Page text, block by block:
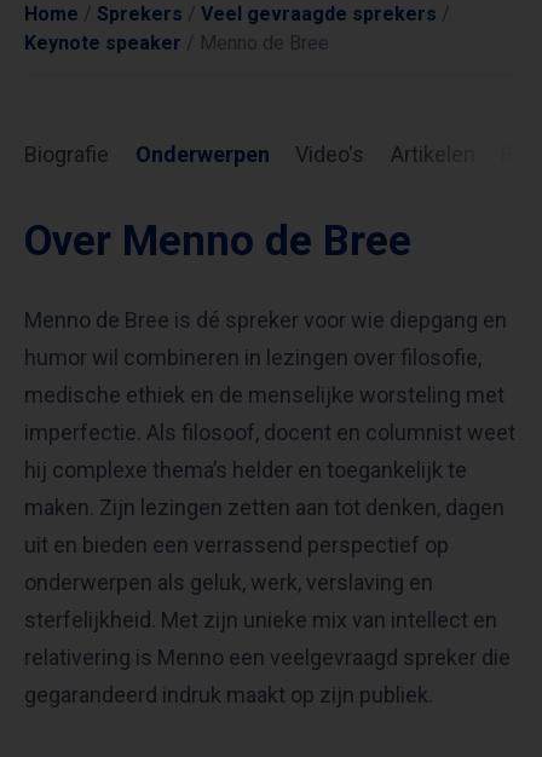
Home / Sprekers / Veel gevraagde sprekers /
Keynote speaker / Menno de Bree
Biografie Onderwerpen Video's Artikelen
Over Menno de Bree
Menno de Bree is dé spreker voor wie diepgang en
humor wil combineren in lezingen over filosofie,
medische ethiek en de menselijke worsteling met
imperfectie. Als filosoof, docent en columnist weet
hij complexe thema’s helder en toegankelijk te
maken. Zijn lezingen zetten aan tot denken, dagen
uit en bieden een verrassend perspectief op
onderwerpen als geluk, werk, verslaving en
sterfelijkheid. Met zijn unieke mix van intellect en
relativering is Menno een veelgevraagd spreker die
gegarandeerd indruk maakt op zijn publiek.